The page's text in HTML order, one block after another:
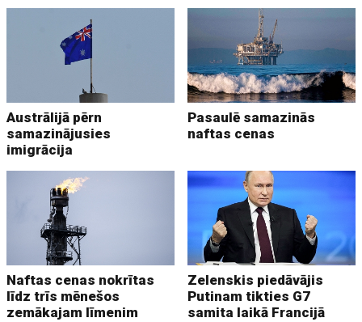
Austrālijā pērn
samazinājusies
imigrācija
Pasaulē samazinās
naftas cenas
Naftas cenas nokrītas
līdz trīs mēnešos
zemākajam līmenim
Zelenskis piedāvājis
Putinam tikties G7
samita laikā Francijā